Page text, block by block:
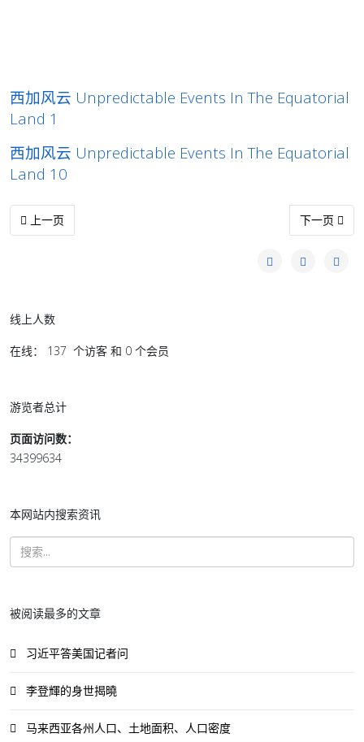
西加风云 Unpredictable Events In The Equatorial
Land 1
西加风云 Unpredictable Events In The Equatorial
Land 10
上一篇文章: 西加风云 Unpredictable Events In The Equatorial
上一页 下一篇文章
下一页
线上人数
在线： 137 个访客 和 0 个会员
游览者总计
页面访问数：
34399634
本网站内搜索资讯
被阅读最多的文章
习近平答美国记者问
李登輝的身世揭曉
马来西亚各州人口、土地面积、人口密度